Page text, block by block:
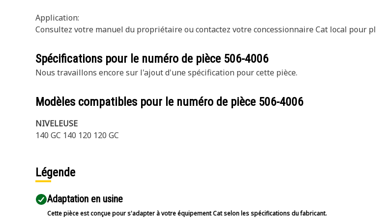
Application:
Consultez votre manuel du propriétaire ou contactez votre concessionnaire Cat local pour
Spécifications pour le numéro de pièce 506-4006
Nous travaillons encore sur l'ajout d'une spécification pour cette pièce.
Modèles compatibles pour le numéro de pièce 506-4006
NIVELEUSE
140 GC 140 120 120 GC
Légende
Adaptation en usine
Cette pièce est conçue pour s'adapter à votre équipement Cat selon les spécifications du fabricant.